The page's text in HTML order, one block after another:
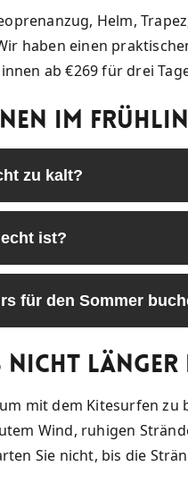
Helm,
haben einen
ab €269 für drei
im
zu kalt?
ist?
für den Sommer
nicht länger
mit dem Kitesurfen zu
Wind, ruhigen
Sie nicht, bis die